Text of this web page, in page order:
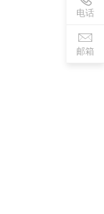
电话
邮箱